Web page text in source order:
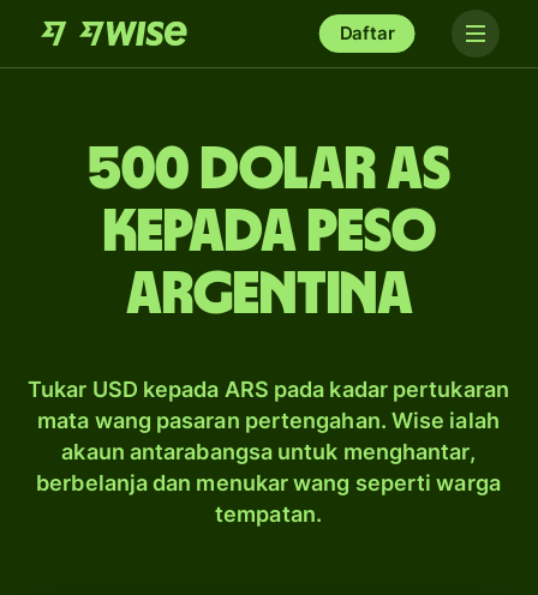
Daftar
500 dolar AS
kepada peso
Argentina
Tukar USD kepada ARS pada kadar pertukaran
mata wang pasaran pertengahan. Wise ialah
akaun antarabangsa untuk menghantar,
berbelanja dan menukar wang seperti warga
tempatan.